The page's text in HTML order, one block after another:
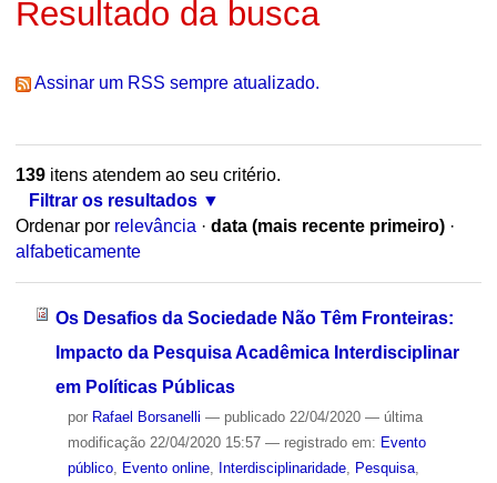
Resultado da busca
Assinar um RSS sempre atualizado.
139itens atendem ao seu critério.
Filtrar os resultados
Ordenar por relevância · data (mais recente primeiro) ·
alfabeticamente
Os Desafios da Sociedade Não Têm Fronteiras:
Impacto da Pesquisa Acadêmica Interdisciplinar
em Políticas Públicas
por Rafael Borsanelli — publicado22/04/2020 — última
modificação22/04/2020 15:57 — registrado em: Evento
público, Evento online, Interdisciplinaridade, Pesquisa,